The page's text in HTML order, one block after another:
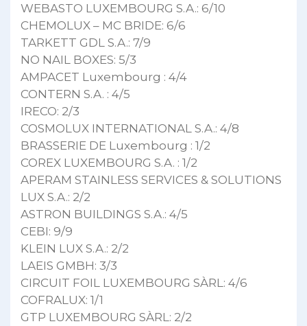
WEBASTO LUXEMBOURG S.A.: 6/10
CHEMOLUX – MC BRIDE: 6/6
TARKETT GDL S.A.: 7/9
NO NAIL BOXES: 5/3
AMPACET Luxembourg : 4/4
CONTERN S.A. : 4/5
IRECO: 2/3
COSMOLUX INTERNATIONAL S.A.: 4/8
BRASSERIE DE Luxembourg : 1/2
COREX LUXEMBOURG S.A. : 1/2
APERAM STAINLESS SERVICES & SOLUTIONS
LUX S.A.: 2/2
ASTRON BUILDINGS S.A.: 4/5
CEBI: 9/9
KLEIN LUX S.A.: 2/2
LAEIS GMBH: 3/3
CIRCUIT FOIL LUXEMBOURG SÀRL: 4/6
COFRALUX: 1/1
GTP LUXEMBOURG SÀRL: 2/2